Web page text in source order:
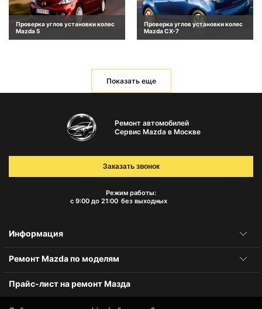
Проверка углов установки колес
Mazda 5
Проверка углов установки колес
Mazda CX-7
Показать еще
Ремонт автомобилей
Сервис Mazda в Москве
Режим работы:
с 9:00 до 21:00 без выходных
Заказать звонок
Информация
Ремонт Mazda по моделям
Прайс-лист на ремонт Мазда